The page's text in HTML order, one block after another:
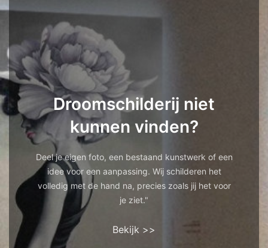
Droomschilderij niet
kunnen vinden?
Deel je eigen foto, een bestaand kunstwerk of een
idee voor een aanpassing. Wij schilderen het
volledig met de hand na, precies zoals jij het voor
je ziet."
Bekijk >>